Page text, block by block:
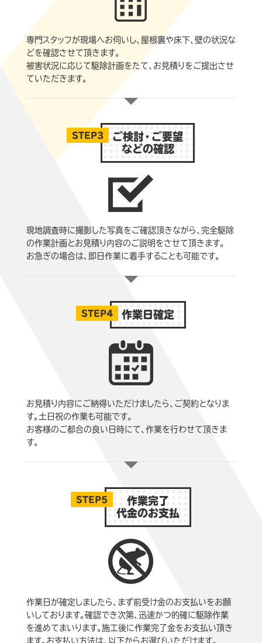
専門スタッフが現場へお伺いし、屋根裏や床下、壁の状況な
どを確認させて頂きます。
被害状況に応じて駆除計画をたて、お見積りをご提出させ
ていただきます。
STEP3
ご検討・ご要望
などの確認
現地調査時に撮影した写真をご確認頂きながら、完全駆除
の作業計画とお見積り内容のご説明をさせて頂きます。
お急ぎの場合は、即日作業に着手することも可能です。
STEP4 作業日確定
お見積り内容にご納得いただけましたら、ご契約となりま
す。土日祝の作業も可能です。
お客様のご都合の良い日時にて、作業を行わせて頂きま
す。
STEP5
作業完了
代金のお支払
作業日が確定しましたら、まず前受け金のお支払いをお願
いしております。確認でき次第、迅速かつ的確に駆除作業
を進めてまいります。施工後に作業完了金をお支払い頂き
ます。お支払い方法は、以下からお選びいただけます。